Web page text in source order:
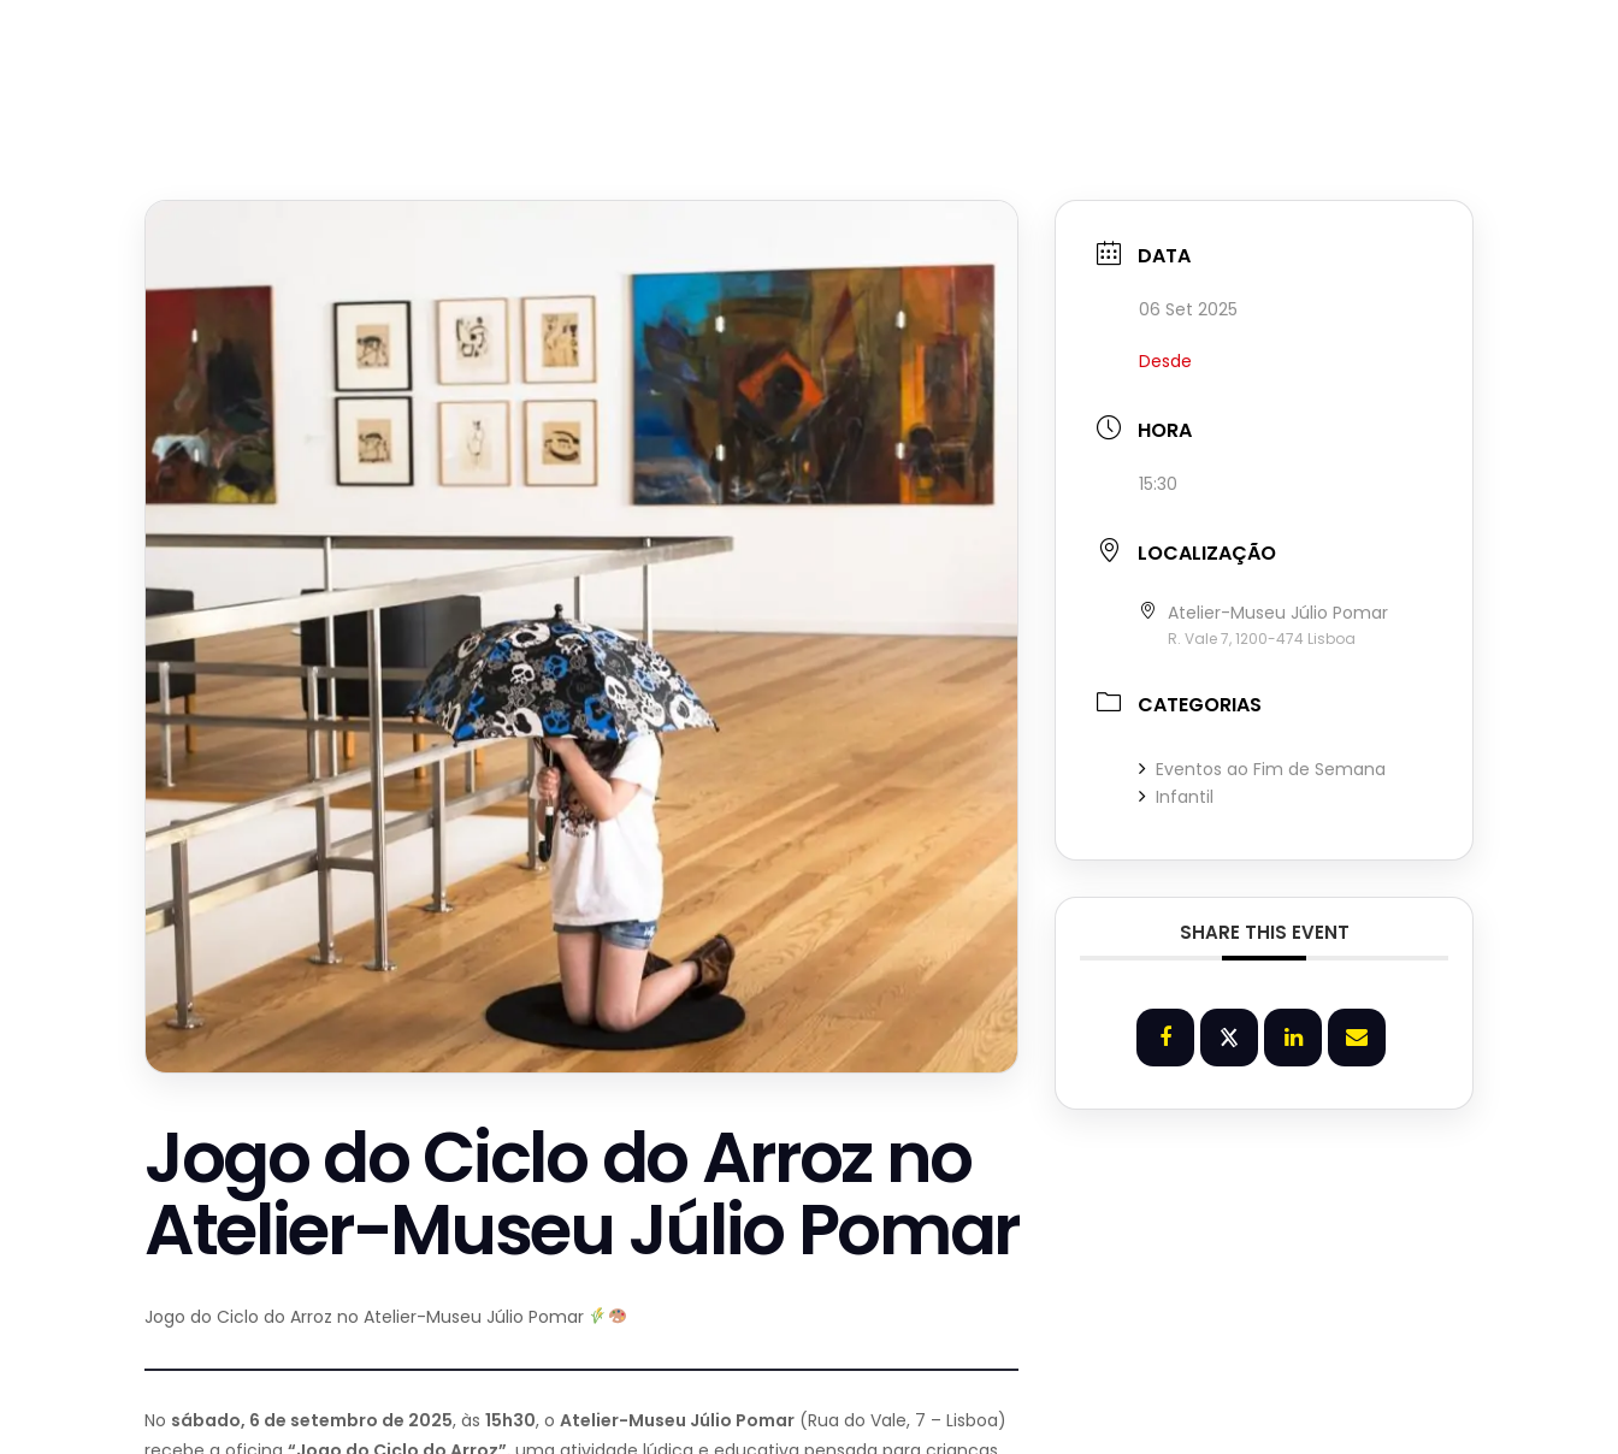
Jogo do Ciclo do Arroz no
Atelier-Museu Júlio Pomar
Jogo do Ciclo do Arroz no Atelier-Museu Júlio Pomar
No sábado, 6 de setembro de 2025, às 15h30, o Atelier-Museu Júlio Pomar (Rua do Vale, 7 – Lisboa)
DATA
06 Set 2025
Desde
HORA
15:30
LOCALIZAÇÃO
Atelier-Museu Júlio Pomar
R. Vale 7, 1200-474 Lisboa
CATEGORIAS
Eventos ao Fim de Semana
Infantil
SHARE THIS EVENT